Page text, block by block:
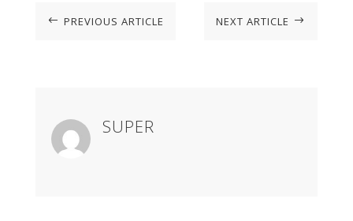
# PREVIOUS ARTICLE NEXT ARTICLE $
SUPER